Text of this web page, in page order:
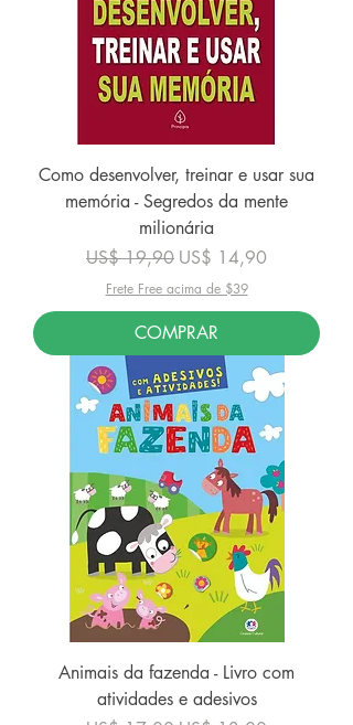
Como desenvolver, treinar e usar sua
memória - Segredos da mente
milionária
Preço normal
US$ 19,90 Preço promocional
US$ 14,90
Frete Free acima de $39
COMPRAR
Animais da fazenda - Livro com
atividades e adesivos